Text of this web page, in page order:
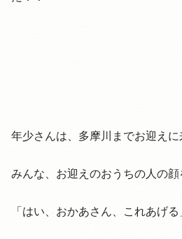
年少さんは、多摩川までお迎えに
みんな、お迎えのおうちの人の顔
「はい、おかあさん、これあげる